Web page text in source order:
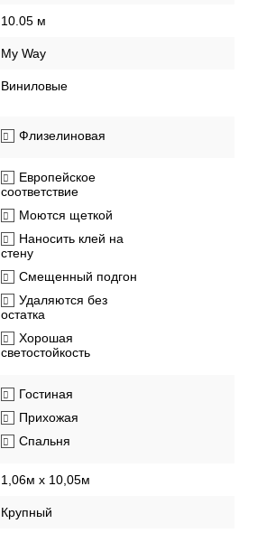
10.05 м
My Way
Виниловые
Флизелиновая
Европейское
соответствие
Моются щеткой
Наносить клей на
стену
Смещенный подгон
Удаляются без
остатка
Хорошая
светостойкость
Гостиная
Прихожая
Спальня
1,06м х 10,05м
Крупный